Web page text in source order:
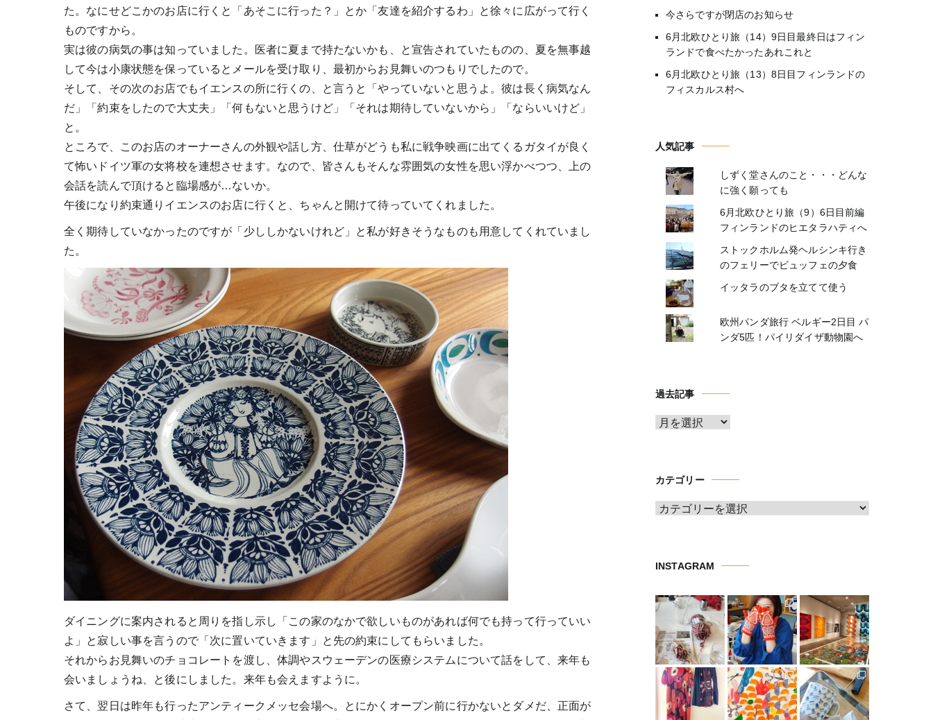
た。なにせどこかのお店に行くと「あそこに行った？」とか「友達を紹介するわ」と徐々に広がって行く
ものですから。
実は彼の病気の事は知っていました。医者に夏まで持たないかも、と宣告されていたものの、夏を無事越
して今は小康状態を保っているとメールを受け取り、最初からお見舞いのつもりでしたので。
そして、その次のお店でもイエンスの所に行くの、と言うと「やっていないと思うよ。彼は長く病気なん
だ」「約束をしたので大丈夫」「何もないと思うけど」「それは期待していないから」「ならいいけど」
と。
ところで、このお店のオーナーさんの外観や話し方、仕草がどうも私に戦争映画に出てくるガタイが良く
て怖いドイツ軍の女将校を連想させます。なので、皆さんもそんな雰囲気の女性を思い浮かべつつ、上の
会話を読んで頂けると臨場感が…ないか。
午後になり約束通りイエンスのお店に行くと、ちゃんと開けて待っていてくれました。
全く期待していなかったのですが「少ししかないけれど」と私が好きそうなものも用意してくれていまし
た。
ダイニングに案内されると周りを指し示し「この家のなかで欲しいものがあれば何でも持って行っていい
よ」と寂しい事を言うので「次に置いていきます」と先の約束にしてもらいました。
それからお見舞いのチョコレートを渡し、体調やスウェーデンの医療システムについて話をして、来年も
会いましょうね、と後にしました。来年も会えますように。
さて、翌日は昨年も行ったアンティークメッセ会場へ。とにかくオープン前に行かないとダメだ、正面が
今さらですが閉店のお知らせ
6月北欧ひとり旅（14）9日目最終日はフィン
ランドで食べたかったあれこれと
6月北欧ひとり旅（13）8日目フィンランドの
フィスカルス村へ
人気記事
しずく堂さんのこと・・・どんな
に強く願っても
6月北欧ひとり旅（9）6日目前編
フィンランドのヒエタラハティへ
ストックホルム発ヘルシンキ行き
のフェリーでビュッフェの夕食
イッタラのブタを立てて使う
欧州パンダ旅行 ベルギー2日目 パ
ンダ5匹！パイリダイザ動物園へ
過去記事
ア
ブ
カテゴリー
カ
ー
INSTAGRAM